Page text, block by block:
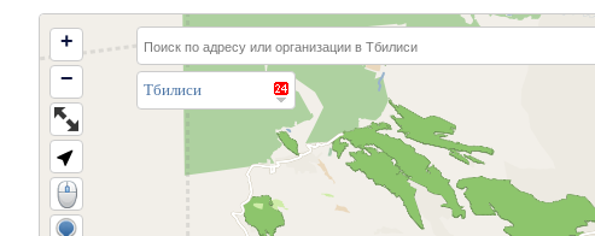
Тбилиси
+
−